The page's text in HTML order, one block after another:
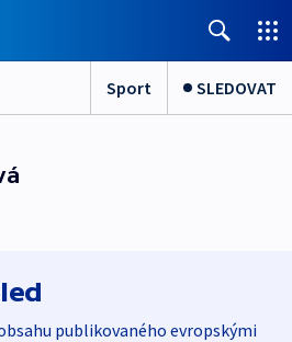
Sport SLEDOVAT
publikovaného evropskými